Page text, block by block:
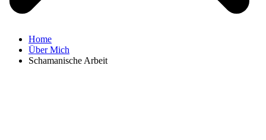
Home
Über Mich
Schamanische Arbeit